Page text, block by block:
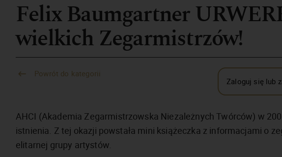
Felix Baumgartner
wielkich Zegarmistrzów!
Powrót do kategorii
Zaloguj się lub
AHCI (Akademia Zegarmistrzowska Niezależnych Twórców) w
istnienia. Z tej okazji powstała mini książeczka z informacjami o
elitarnej grupy artystów.